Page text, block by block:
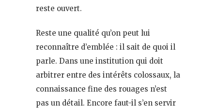
reste ouvert.
Reste une qualité qu’on peut lui
reconnaître d’emblée : il sait de quoi il
parle. Dans une institution qui doit
arbitrer entre des intérêts colossaux, la
connaissance fine des rouages n’est
pas un détail. Encore faut-il s’en servir